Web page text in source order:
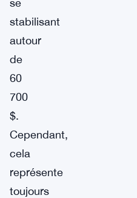
se
stabilisant
autour
de
60
700
$.
Cependant,
cela
représente
toujours